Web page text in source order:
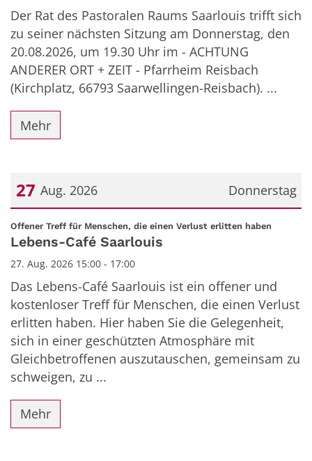
Der Rat des Pastoralen Raums Saarlouis trifft sich
zu seiner nächsten Sitzung am Donnerstag, den
20.08.2026, um 19.30 Uhr im - ACHTUNG
ANDERER ORT + ZEIT - Pfarrheim Reisbach
(Kirchplatz, 66793 Saarwellingen-Reisbach). ...
Mehr
Donnerstag
27 Aug. 2026
Datum: 27. August 2026
Offener Treff für Menschen, die einen Verlust erlitten haben
Lebens-Café Saarlouis
27. Aug. 2026 15:00 - 17:00
Das Lebens-Café Saarlouis ist ein offener und
kostenloser Treff für Menschen, die einen Verlust
erlitten haben. Hier haben Sie die Gelegenheit,
sich in einer geschützten Atmosphäre mit
Gleichbetroffenen auszutauschen, gemeinsam zu
schweigen, zu ...
Mehr